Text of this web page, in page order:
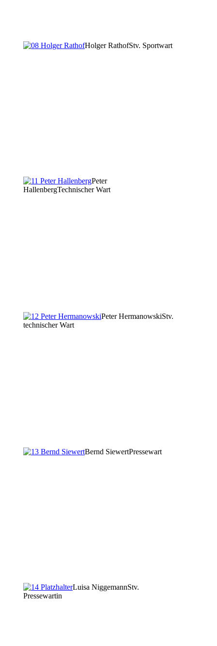
Holger RathofStv. Sportwart
Peter
HallenbergTechnischer Wart
Peter HermanowskiStv.
technischer Wart
Bernd SiewertPressewart
Luisa NiggemannStv.
Pressewartin